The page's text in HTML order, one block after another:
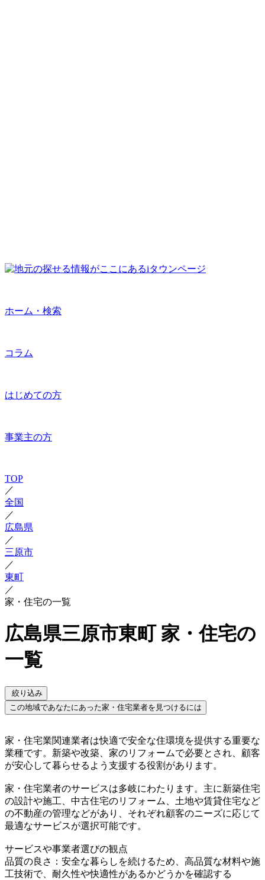
ホーム・検索
コラム
はじめての方
事業主の方
TOP
／
全国
／
広島県
／
三原市
／
東町
／
家・住宅の一覧
広島県三原市東町 家・住宅の
一覧
絞り込み
この地域であなたにあった家・住宅業者を見つけるには
家・住宅業関連業者は快適で安全な住環境を提供する重要な
業種です。新築や改築、家のリフォームで必要とされ、顧客
が安心して暮らせるよう支援する役割があります。
家・住宅業者のサービスは多岐にわたります。主に新築住宅
の設計や施工、中古住宅のリフォーム、土地や賃貸住宅など
の不動産の管理などがあり、それぞれ顧客のニーズに応じて
最適なサービスが選択可能です。
サービスや事業者選びの観点
品質の良さ：安全な暮らしを続けるため、高品質な材料や施
工技術で、耐久性や快適性があるかどうかを確認する